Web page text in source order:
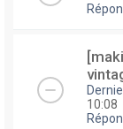
10:08